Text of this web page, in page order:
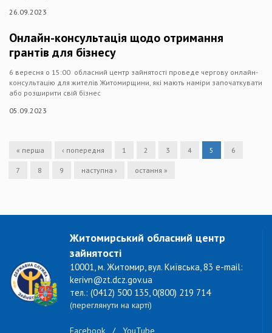
26.09.2023
Онлайн-консультація щодо отримання
грантів для бізнесу
6 вересня о 15:00 обласний центр зайнятості проведе чергову онлайн-
консультацію для жителів Житомирщини, які мають наміри започаткувати
або розширити свій бізнес
05.09.2023
« перша ‹ попередня 1 2 3 4 5 6
7 8 9 наступна › остання »
Житомирський обласний центр
зайнятості
10001, м. Житомир, вул. Київська, 83 e-mail:
kerivn@zt.dcz.gov.ua
тел.: (0412) 500 135, 0(800) 219 714
(переглянути на карті)
Facebook / YouTube